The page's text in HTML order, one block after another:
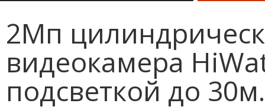
2Мп
видеокамера
подсветкой до 30м.